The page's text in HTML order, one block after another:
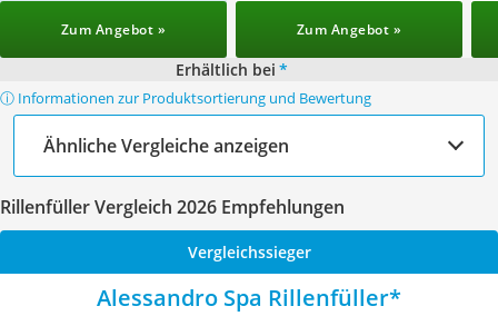
Zum Angebot » Zum Angebot »
Erhältlich bei *
ⓘ Informationen zur Produktsortierung und Bewertung
Ähnliche Vergleiche anzeigen
Rillenfüller Vergleich 2026 Empfehlungen
Vergleichssieger
Alessandro Spa Rillenfüller